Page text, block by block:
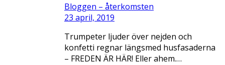
Bloggen – återkomsten
23 april, 2019
Trumpeter ljuder över nejden och
konfetti regnar längsmed husfasaderna
– FREDEN ÄR HÄR! Eller ahem.…